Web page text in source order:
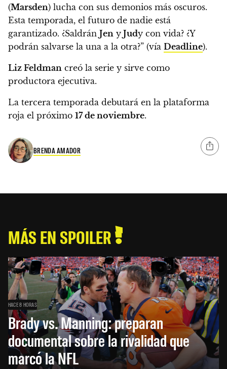
(Marsden) lucha con sus demonios más oscuros.
Esta temporada, el futuro de nadie está
garantizado. ¿Saldrán Jen y Judy con vida? ¿Y
podrán salvarse la una a la otra?” (vía Deadline).
Liz Feldman creó la serie y sirve como
productora ejecutiva.
La tercera temporada debutará en la plataforma
roja el próximo 17 de noviembre.
BRENDA AMADOR
MÁS EN SPOILER
HACE 8 HORAS
Brady vs. Manning: preparan
documental sobre la rivalidad que
marcó la NFL